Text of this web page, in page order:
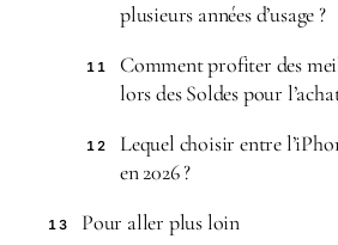
plusieurs années d’usage ?
11
Comment profiter des
lors des Soldes pour
12
Lequel choisir entre
en 2026 ?
13 Pour aller plus loin